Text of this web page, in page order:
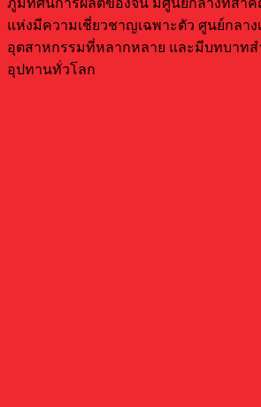
ภูมิทัศน์การผลิตของจีน มีศูนย์กลางที่สำ
แห่งมีความเชี่ยวชาญเฉพาะตัว ศูนย์กลาง
อุตสาหกรรมที่หลากหลาย และมีบทบาท
อุปทานทั่วโลก